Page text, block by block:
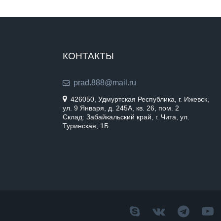
КОНТАКТЫ
prad.888@mail.ru
426050, Удмуртская Республика, г. Ижевск,
ул. 9 Января, д. 245А, кв. 26, пом. 2
Склад: Забайкальский край, г. Чита, ул.
Туринская, 1Б